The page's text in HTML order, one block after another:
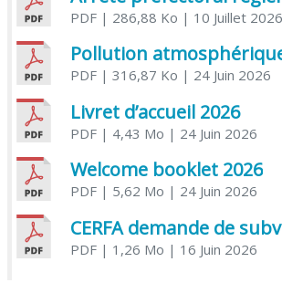
PDF| 286,88 Ko | 10 Juillet 2026
Pollution
PDF| 316,87 Ko | 24 Juin 2026
Livret d’accueil 2026
PDF| 4,43 Mo | 24 Juin 2026
Welcome booklet 2026
PDF| 5,62 Mo | 24 Juin 2026
PDF| 1,26 Mo | 16 Juin 2026